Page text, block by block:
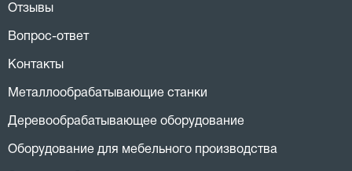
Отзывы
Вопрос-ответ
Контакты
Металлообрабатывающие станки
Деревообрабатывающее оборудование
Оборудование для мебельного производства